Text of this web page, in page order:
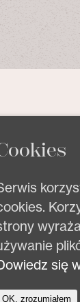
się
OK, zrozumiałem